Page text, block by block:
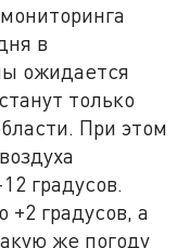
в
ожидается
только
При этом
градусов.
градусов, а
же погоду